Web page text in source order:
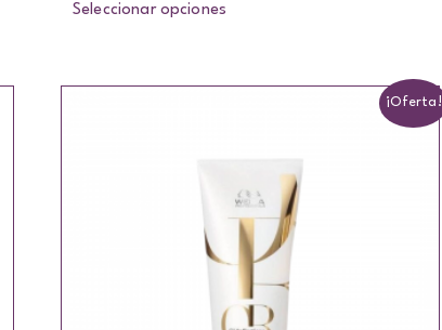
Seleccionar opciones
¡Oferta!